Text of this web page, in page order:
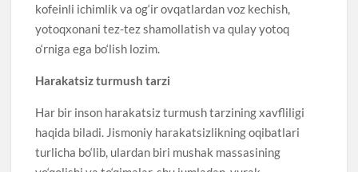
kofeinli ichimlik va og‘ir ovqatlardan voz kechish,
yotoqxonani tez-tez shamollatish va qulay yotoq
o‘rniga ega bo‘lish lozim.
Harakatsiz turmush tarzi
Har bir inson harakatsiz turmush tarzining xavfliligi
haqida biladi. Jismoniy harakatsizlikning oqibatlari
turlicha bo‘lib, ulardan biri mushak massasining